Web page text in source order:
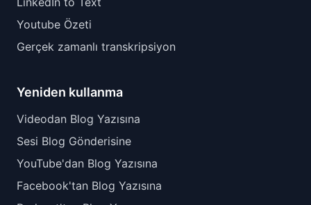
Youtube Özeti
Gerçek zamanlı transkripsiyon
Yeniden kullanma
Videodan Blog Yazısına
Sesi Blog Gönderisine
YouTube'dan Blog Yazısına
Facebook'tan Blog Yazısına